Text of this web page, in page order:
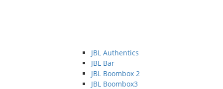
JBL Authentics
JBL Bar
JBL Boombox 2
JBL Boombox3